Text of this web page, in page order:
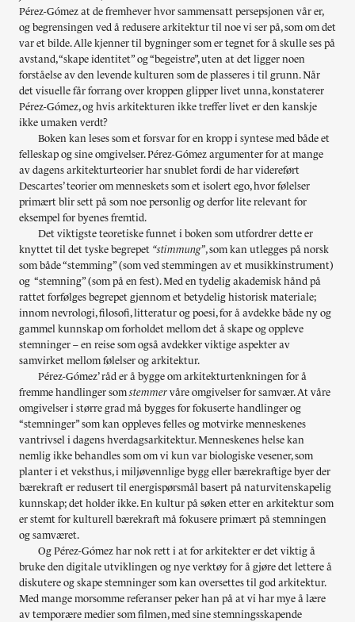
Pérez-Gómez at de fremhever hvor sammensatt persepsjonen vår er,
og begrensingen ved å redusere arkitektur til noe vi ser på, som om det
var et bilde. Alle kjenner til bygninger som er tegnet for å skulle ses på
avstand, “skape identitet” og “begeistre”, uten at det ligger noen
forståelse av den levende kulturen som de plasseres i til grunn. Når
det visuelle får forrang over kroppen glipper livet unna, konstaterer
Pérez-Gómez, og hvis arkitekturen ikke treffer livet er den kanskje
ikke umaken verdt?
Boken kan leses som et forsvar for en kropp i syntese med både et
felleskap og sine omgivelser. Pérez-Gómez argumenter for at mange
av dagens arkitekturteorier har snublet fordi de har videreført
Descartes’ teorier om menneskets som et isolert ego, hvor følelser
primært blir sett på som noe personlig og derfor lite relevant for
eksempel for byenes fremtid.
Det viktigste teoretiske funnet i boken som utfordrer dette er
knyttet til det tyske begrepet “stimmung”, som kan utlegges på norsk
som både “stemming” (som ved stemmingen av et musikkinstrument)
og “stemning” (som på en fest). Med en tydelig akademisk hånd på
rattet forfølges begrepet gjennom et betydelig historisk materiale;
innom nevrologi, filosofi, litteratur og poesi, for å avdekke både ny og
gammel kunnskap om forholdet mellom det å skape og oppleve
stemninger – en reise som også avdekker viktige aspekter av
samvirket mellom følelser og arkitektur.
Pérez-Gómez’ råd er å bygge om arkitekturtenkningen for å
fremme handlinger somstemmer våre omgivelser for samvær. At våre
omgivelser i større grad må bygges for fokuserte handlinger og
“stemninger” som kan oppleves felles og motvirke menneskenes
vantrivsel i dagens hverdagsarkitektur. Menneskenes helse kan
nemlig ikke behandles som om vi kun var biologiske vesener, som
planter i et veksthus, i miljøvennlige bygg eller bærekraftige byer der
bærekraft er redusert til energispørsmål basert på naturvitenskapelig
kunnskap; det holder ikke. En kultur på søken etter en arkitektur som
er stemt for kulturell bærekraft må fokusere primært på stemningen
og samværet.
Og Pérez-Gómez har nok rett i at for arkitekter er det viktig å
bruke den digitale utviklingen og nye verktøy for å gjøre det lettere å
diskutere og skape stemninger som kan oversettes til god arkitektur.
Med mange morsomme referanser peker han på at vi har mye å lære
av temporære medier som filmen, med sine stemningsskapende